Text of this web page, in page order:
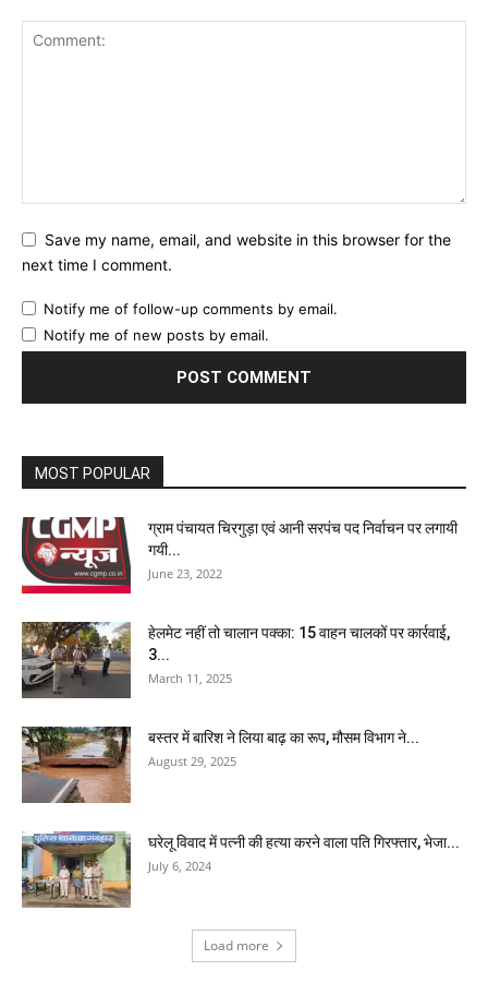
Save my name, email, and website in this browser for the
next time I comment.
Notify me of follow-up comments by email.
Notify me of new posts by email.
MOST POPULAR
ग्राम पंचायत चिरगुड़ा एवं आनी सरपंच पद निर्वाचन पर लगायी
गयी...
June 23, 2022
हेलमेट नहीं तो चालान पक्का: 15 वाहन चालकों पर कार्रवाई,
3...
March 11, 2025
बस्तर में बारिश ने लिया बाढ़ का रूप, मौसम विभाग ने...
August 29, 2025
घरेलू विवाद में पत्नी की हत्या करने वाला पति गिरफ्तार, भेजा...
July 6, 2024
Load more